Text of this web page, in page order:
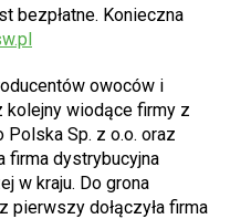
bezpłatne. Konieczna
owoców i
kolejny wiodące firmy z
Polska Sp. z o.o. oraz
firma dystrybucyjna
w kraju. Do grona
pierwszy dołączyła firma